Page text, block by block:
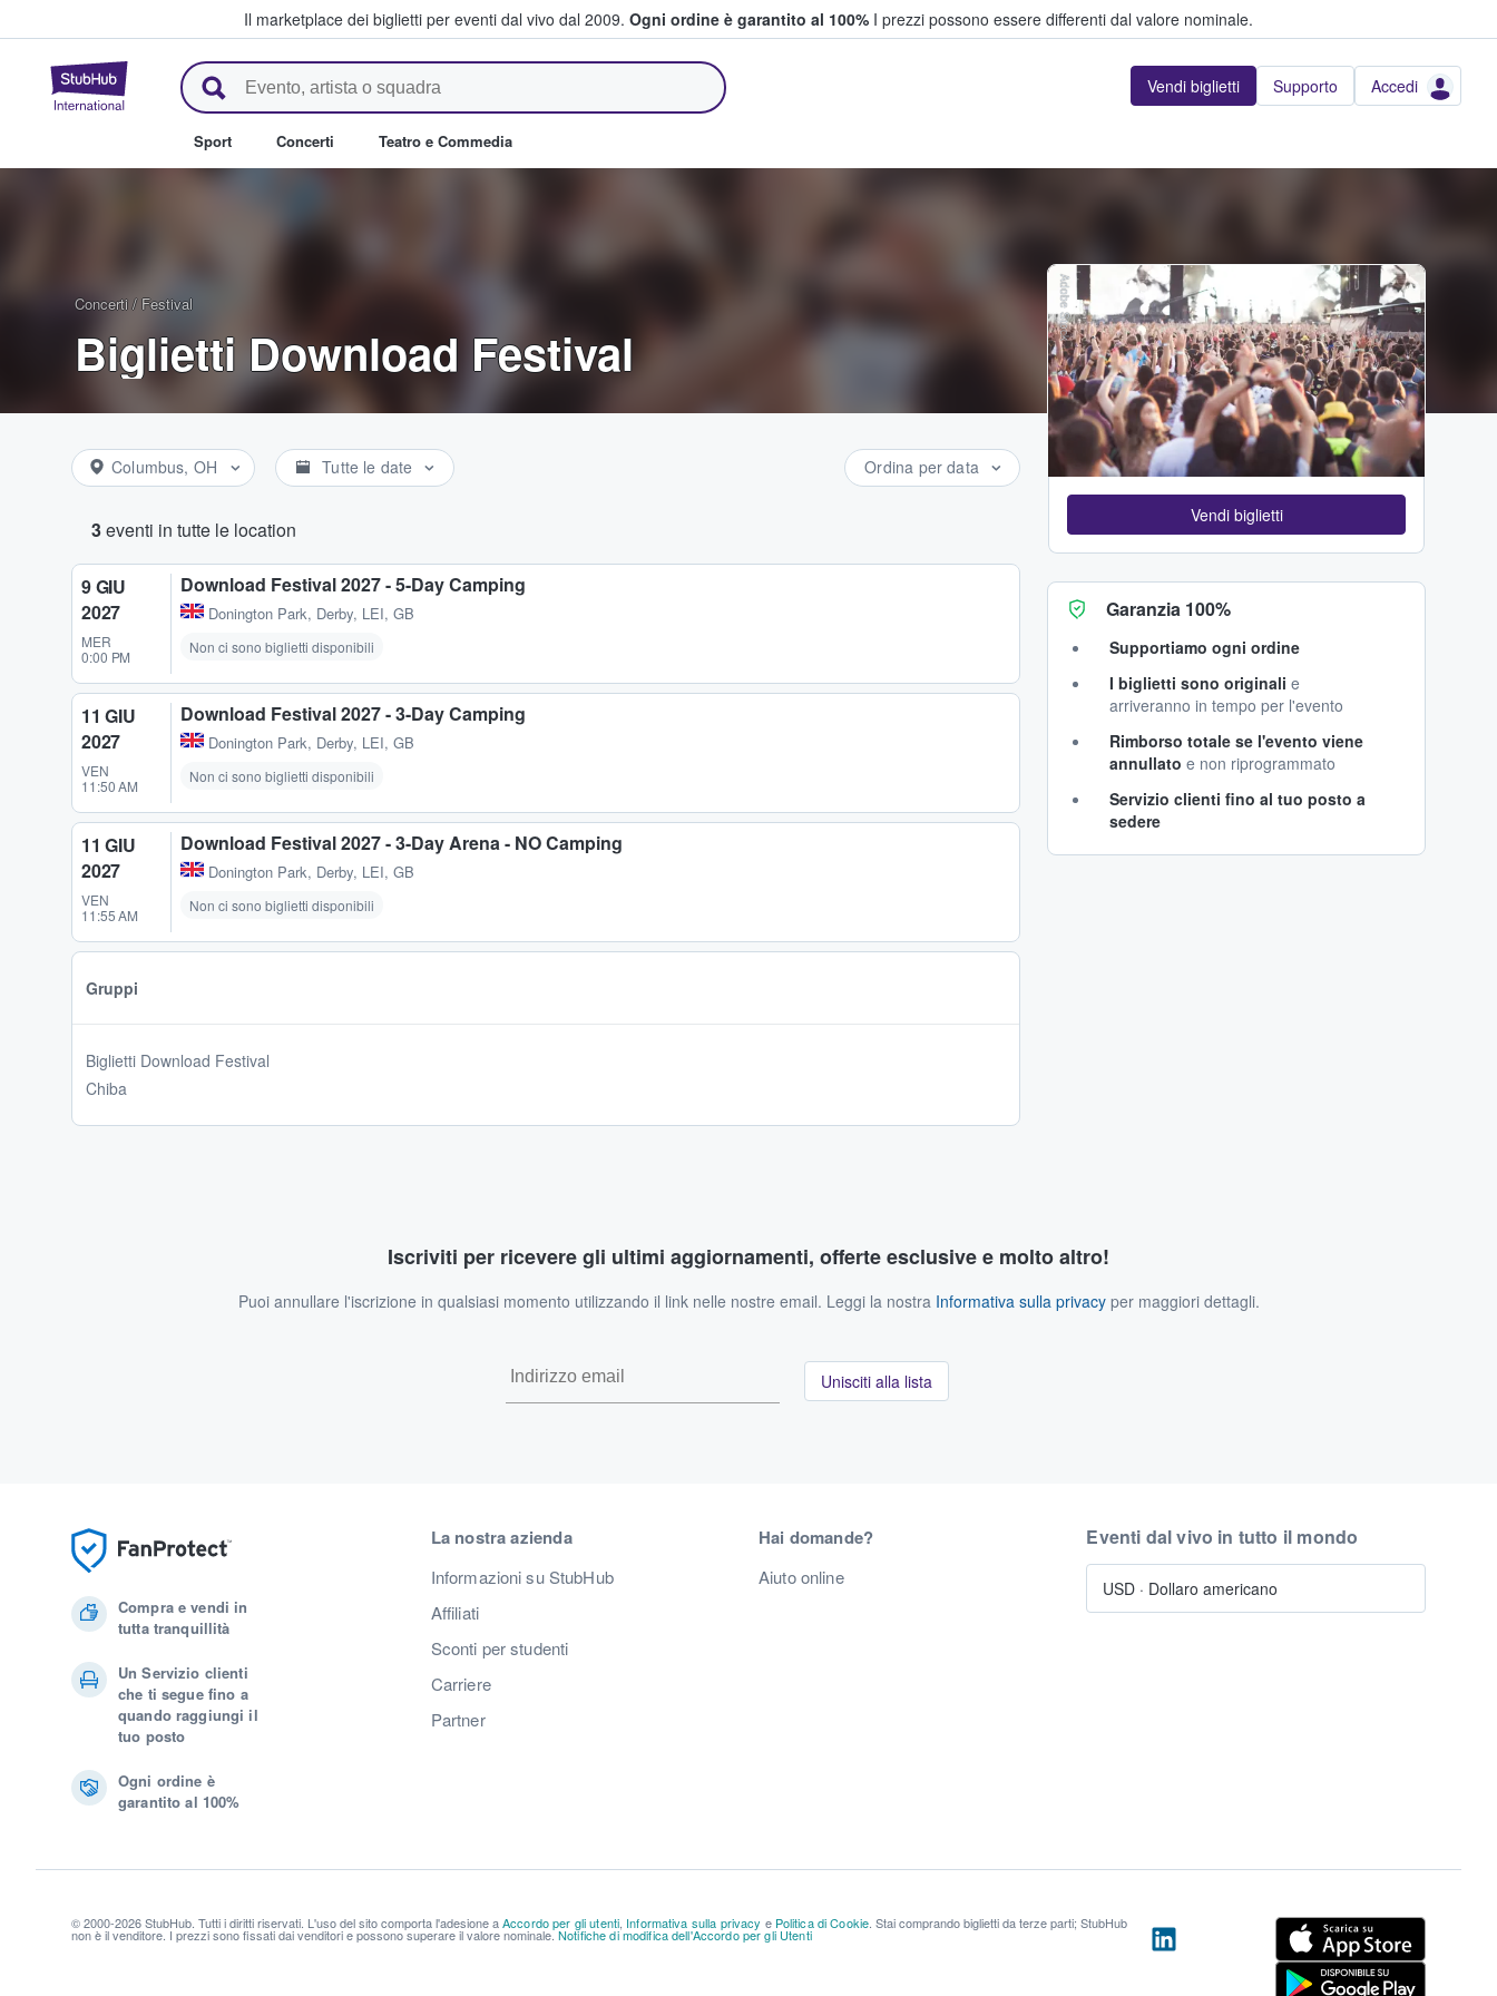
Il marketplace dei biglietti per eventi dal vivo dal 2009. Ogni ordine è garantito al 100% I prezzi possono essere differenti dal valore nominale.
StubHub - Dove i fan comprano e vendono biglietti Vendi biglietti Supporto Accedi
Sport Concerti Teatro e Commedia
Concerti / Festival
Biglietti Download Festival
Columbus, OH Tutte le date Ordina per data
3eventi in tutte le location
9 GIU
2027
MER
0:00 PM
Download Festival 2027 - 5-Day Camping
Donington Park, Derby, LEI, GB
Non ci sono biglietti disponibili
11 GIU
2027
VEN
11:50 AM
Download Festival 2027 - 3-Day Camping
Donington Park, Derby, LEI, GB
Non ci sono biglietti disponibili
11 GIU
2027
VEN
11:55 AM
Download Festival 2027 - 3-Day Arena - NO Camping
Donington Park, Derby, LEI, GB
Non ci sono biglietti disponibili
Gruppi
Biglietti Download Festival
Chiba
Adobe Stock
Vendi biglietti
Garanzia 100%
Supportiamo ogni ordine
I biglietti sono originali e
arriveranno in tempo per l'evento
Rimborso totale se l'evento viene
annullato e non riprogrammato
Servizio clienti fino al tuo posto a
sedere
Iscriviti per ricevere gli ultimi aggiornamenti, offerte esclusive e molto altro!
Puoi annullare l'iscrizione in qualsiasi momento utilizzando il link nelle nostre email. Leggi la nostra Informativa sulla privacyper maggiori dettagli.
Unisciti alla lista
Compra e vendi in
tutta tranquillità
Un Servizio clienti
che ti segue fino a
quando raggiungi il
tuo posto
Ogni ordine è
garantito al 100%
La nostra azienda
Informazioni su StubHub
Affiliati
Sconti per studenti
Carriere
Partner
Hai domande?
Aiuto online
Eventi dal vivo in tutto il mondo
USD · Dollaro americano
© 2000-2026 StubHub. Tutti i diritti riservati. L'uso del sito comporta l'adesione aAccordo per gli utenti, Informativa sulla privacy e Politica di Cookie. Stai comprando biglietti da terze parti; StubHub
non è il venditore. I prezzi sono fissati dai venditori e possono superare il valore nominale.Notifiche di modifica dell'Accordo per gli Utenti